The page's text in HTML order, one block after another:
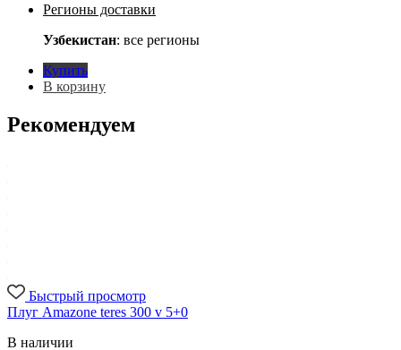
Регионы доставки
Узбекистан: все регионы
Купить
В корзину
Рекомендуем
Быстрый просмотр
Плуг Amazone teres 300 v 5+0
В наличии